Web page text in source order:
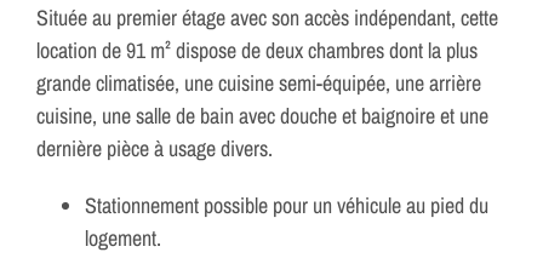
Située au premier étage avec son accès indépendant, cette
location de 91 m² dispose de deux chambres dont la plus
grande climatisée, une cuisine semi-équipée, une arrière
cuisine, une salle de bain avec douche et baignoire et une
dernière pièce à usage divers.
Stationnement possible pour un véhicule au pied du
logement.